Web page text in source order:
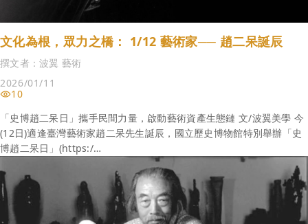
文化為根，眾力之橋： 1/12 藝術家── 趙二呆誕辰
撰文者：波翼 藝術
2026/01/11
10
「史博趙二呆日」攜手民間力量，啟動藝術資產生態鏈 文/波翼美學 今
(12日)適逢臺灣藝術家趙二呆先生誕辰，國立歷史博物館特別舉辦「史
博趙二呆日」(https:/…